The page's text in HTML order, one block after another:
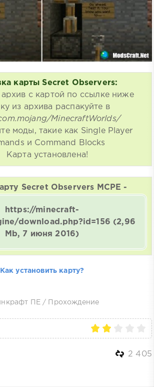
карты Secret Observers:
архив с картой по ссылке ниже
из архива распакуйте в
MinecraftWorlds/
моды, такие как Single Player
и Command Blocks
Карта установлена!
Secret Observers MCPE -
https://minecraft-
download.php?id=156 (2,96
Mb, 7 июня 2016)
Как установить карту?
ПЕ / Прохождение
2 405